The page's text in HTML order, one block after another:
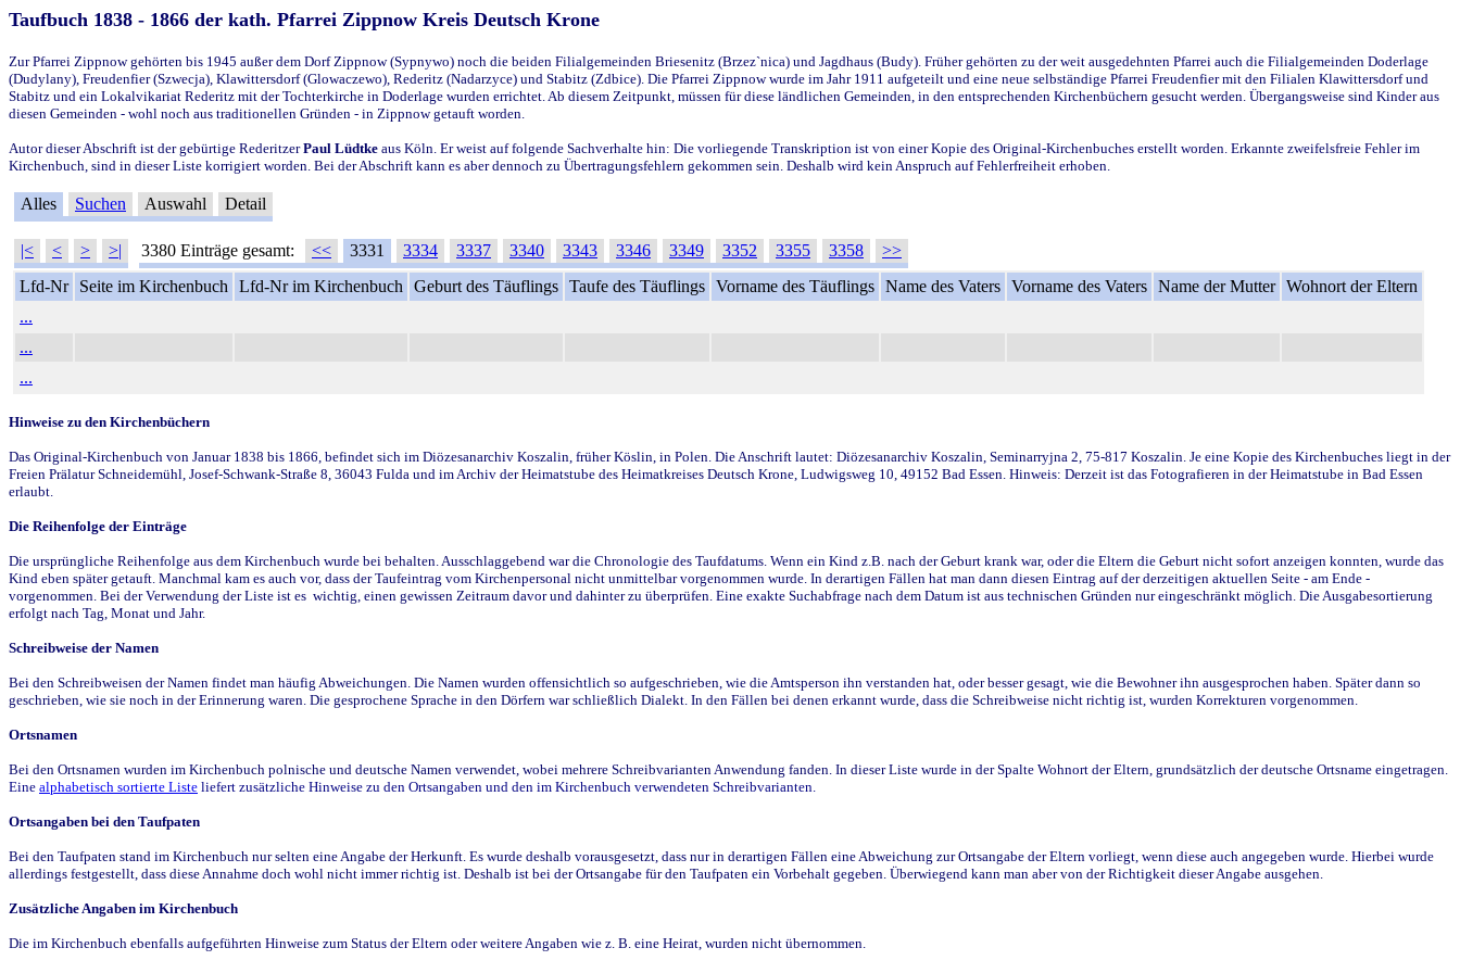
Taufbuch 1838 - 1866 der kath. Pfarrei Zippnow Kreis Deutsch Krone
Zur Pfarrei Zippnow gehörten bis 1945 außer dem Dorf Zippnow (Sypnywo) noch die beiden Filialgemeinden Briesenitz (Brzez`nica) und Jagdhaus (Budy). Früher gehörten zu der weit ausgedehnten Pfarrei auch die Filialgemeinden Doderlage
(Dudylany), Freudenfier (Szwecja), Klawittersdorf (Glowaczewo), Rederitz (Nadarzyce) und Stabitz (Zdbice). Die Pfarrei Zippnow wurde im Jahr 1911 aufgeteilt und eine neue selbständige Pfarrei Freudenfier mit den Filialen Klawittersdorf und
Stabitz und ein Lokalvikariat Rederitz mit der Tochterkirche in Doderlage wurden errichtet. Ab diesem Zeitpunkt, müssen für diese ländlichen Gemeinden, in den entsprechenden Kirchenbüchern gesucht werden. Übergangsweise sind Kinder aus
diesen Gemeinden - wohl noch aus traditionellen Gründen - in Zippnow getauft worden.
Autor dieser Abschrift ist der gebürtige RederitzerPaul Lüdtke aus Köln. Er weist auf folgende Sachverhalte hin: Die vorliegende Transkription ist von einer Kopie des Original-Kirchenbuches erstellt worden. Erkannte zweifelsfreie Fehler im
Kirchenbuch, sind in dieser Liste korrigiert worden. Bei der Abschrift kann es aber dennoch zu Übertragungsfehlern gekommen sein. Deshalb wird kein Anspruch auf Fehlerfreiheit erhoben.
Alles Suchen Auswahl Detail
|< < > >| 3380 Einträge gesamt: << 3331 3334 3337 3340 3343 3346 3349 3352 3355 3358
>>
Lfd-Nr
Seite im Kirchenbuch Lfd-Nr im Kirchenbuch Geburt des Täuflings Taufe des Täuflings Vorname des Täuflings Name des Vaters Vorname des Vaters Name der Mutter Wohnort der Eltern
...
...
...
Hinweise zu den Kirchenbüchern
Das Original-Kirchenbuch von Januar 1838 bis 1866, befindet sich im Diözesanarchiv Koszalin, früher Köslin, in Polen. Die Anschrift lautet: Diözesanarchiv Koszalin, Seminarryjna 2, 75-817 Koszalin. Je eine Kopie des Kirchenbuches liegt in der
Freien Prälatur Schneidemühl, Josef-Schwank-Straße 8, 36043 Fulda und im Archiv der Heimatstube des Heimatkreises Deutsch Krone, Ludwigsweg 10, 49152 Bad Essen. Hinweis: Derzeit ist das Fotografieren in der Heimatstube in Bad Essen
erlaubt.
Die Reihenfolge der Einträge
Die ursprüngliche Reihenfolge aus dem Kirchenbuch wurde bei behalten. Ausschlaggebend war die Chronologie des Taufdatums. Wenn ein Kind z.B. nach der Geburt krank war, oder die Eltern die Geburt nicht sofort anzeigen konnten, wurde das
Kind eben später getauft. Manchmal kam es auch vor, dass der Taufeintrag vom Kirchenpersonal nicht unmittelbar vorgenommen wurde. In derartigen Fällen hat man dann diesen Eintrag auf der derzeitigen aktuellen Seite - am Ende -
vorgenommen. Bei der Verwendung der Liste ist es wichtig, einen gewissen Zeitraum davor und dahinter zu überprüfen. Eine exakte Suchabfrage nach dem Datum ist aus technischen Gründen nur eingeschränkt möglich. Die Ausgabesortierung
erfolgt nach Tag, Monat und Jahr.
Schreibweise der Namen
Bei den Schreibweisen der Namen findet man häufig Abweichungen. Die Namen wurden offensichtlich so aufgeschrieben, wie die Amtsperson ihn verstanden hat, oder besser gesagt, wie die Bewohner ihn ausgesprochen haben. Später dann so
geschrieben, wie sie noch in der Erinnerung waren. Die gesprochene Sprache in den Dörfern war schließlich Dialekt. In den Fällen bei denen erkannt wurde, dass die Schreibweise nicht richtig ist, wurden Korrekturen vorgenommen.
Ortsnamen
Bei den Ortsnamen wurden im Kirchenbuch polnische und deutsche Namen verwendet, wobei mehrere Schreibvarianten Anwendung fanden. In dieser Liste wurde in der Spalte Wohnort der Eltern, grundsätzlich der deutsche Ortsname eingetragen.
Eine alphabetisch sortierte Liste liefert zusätzliche Hinweise zu den Ortsangaben und den im Kirchenbuch verwendeten Schreibvarianten.
Ortsangaben bei den Taufpaten
Bei den Taufpaten stand im Kirchenbuch nur selten eine Angabe der Herkunft. Es wurde deshalb vorausgesetzt, dass nur in derartigen Fällen eine Abweichung zur Ortsangabe der Eltern vorliegt, wenn diese auch angegeben wurde. Hierbei wurde
allerdings festgestellt, dass diese Annahme doch wohl nicht immer richtig ist. Deshalb ist bei der Ortsangabe für den Taufpaten ein Vorbehalt gegeben. Überwiegend kann man aber von der Richtigkeit dieser Angabe ausgehen.
Zusätzliche Angaben im Kirchenbuch
Die im Kirchenbuch ebenfalls aufgeführten Hinweise zum Status der Eltern oder weitere Angaben wie z. B. eine Heirat, wurden nicht übernommen.